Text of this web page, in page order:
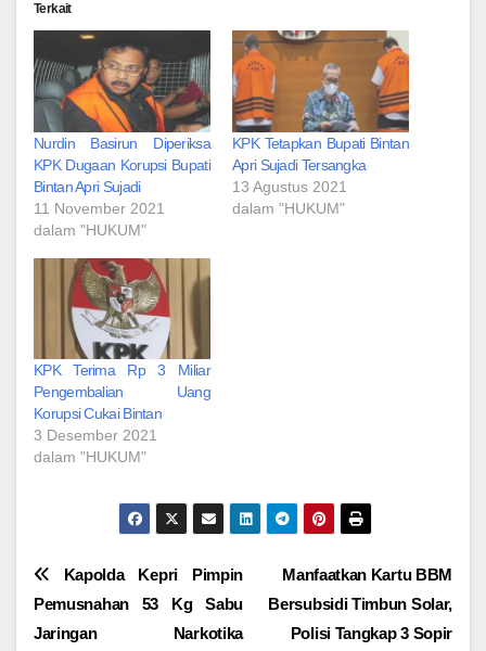
Terkait
Nurdin Basirun Diperiksa
KPK Dugaan Korupsi Bupati
Bintan Apri Sujadi
11 November 2021
dalam "HUKUM"
KPK Tetapkan Bupati Bintan
Apri Sujadi Tersangka
13 Agustus 2021
dalam "HUKUM"
KPK Terima Rp 3 Miliar
Pengembalian Uang
Korupsi Cukai Bintan
3 Desember 2021
dalam "HUKUM"
Navigasi
pos
Manfaatkan Kartu BBM
Bersubsidi Timbun Solar,
Polisi Tangkap 3 Sopir
Kapolda Kepri Pimpin
Pemusnahan 53 Kg Sabu
Jaringan Narkotika